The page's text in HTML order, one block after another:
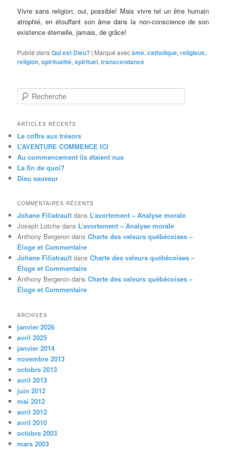
Vivre sans religion, oui, possible! Mais vivre tel un être humain
atrophié, en étouffant son âme dans la non-conscience de son
existence éternelle, jamais, de grâce!
Publié dansQui est Dieu? | Marqué avecâme,catholique,religieux,
religion,spiritualité,spirituel,transcendance
e
h
r
c
h
e
ARTICLES RÉCENTS
Le coffre aux trésors
L’AVENTURE COMMENCE ICI
Au commencement ils étaient nus
La fin de quoi?
Dieu sauveur
COMMENTAIRES RÉCENTS
Johane Filiatrault dans L’avortement – Analyse morale
Joseph Lotche dans L’avortement – Analyse morale
Anthony Bergeron dansCharte des valeurs québécoises –
Éloge et Commentaire
Johane Filiatrault dansCharte des valeurs québécoises –
Éloge et Commentaire
Anthony Bergeron dansCharte des valeurs québécoises –
Éloge et Commentaire
ARCHIVES
janvier 2026
avril 2025
janvier 2014
novembre 2013
octobre 2013
avril 2013
juin 2012
mai 2012
avril 2012
avril 2010
octobre 2003
mars 2003